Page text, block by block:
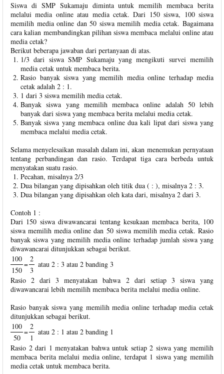
Siswa di SMP Sukamaju diminta untuk memilih membaca berita
melalui media online atau media cetak. Dari 150 siswa, 100 siswa
memilih media online dan 50 siswa memilih media cetak. Bagaimana
cara kalian membandingkan pilihan siswa membaca melalui online atau
media cetak?
Berikut beberapa jawaban dari pertanyaan di atas.
1/3 dari siswa SMP Sukamaju yang mengikuti survei memilih
media cetak untuk membaca berita.
Rasio banyak siswa yang memilih media online terhadap media
cetak adalah 2 : 1.
1 dari 3 siswa memilih media cetak.
Banyak siswa yang memilih membaca online adalah 50 lebih
banyak dari siswa yang membaca berita melalui media cetak.
Banyak siswa yang membaca online dua kali lipat dari siswa yang
membaca melalui media cetak.
Selama menyelesaikan masalah dalam ini, akan menemukan pernyataan
tentang perbandingan dan rasio. Terdapat tiga cara berbeda untuk
menyatakan suatu rasio.
Pecahan, misalnya 2/3
Dua bilangan yang dipisahkan oleh titik dua ( : ), misalnya 2 : 3.
Dua bilangan yang dipisahkan oleh kata dari, misalnya 2 dari 3.
Contoh 1 :
Dari 150 siswa diwawancarai tentang kesukaan membaca berita, 100
siswa memilih media online dan 50 siswa memilih media cetak. Rasio
banyak siswa yang memilih media online terhadap jumlah siswa yang
diwawancarai ditunjukkan sebagai berikut.
100
=
2
atau 2 : 3 atau 2 banding 3
150
3
Rasio 2 dari 3 menyatakan bahwa 2 dari setiap 3 siswa yang
diwawancarai lebih memilih membaca berita melalui media online.
Rasio banyak siswa yang memilih media online terhadap media cetak
ditunjukkan sebagai berikut.
100
=
2
atau 2 : 1 atau 2 banding 1
50
1
Rasio 2 dari 1 menyatakan bahwa untuk setiap 2 siswa yang memilih
membaca berita melalui media online, terdapat 1 siswa yang memilih
media cetak untuk membaca berita.